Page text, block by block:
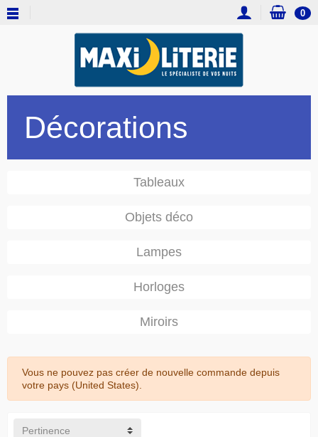
0
Décorations
Tableaux
Objets déco
Lampes
Horloges
Miroirs
Vous ne pouvez pas créer de nouvelle commande depuis
votre pays (United States).
Pertinence